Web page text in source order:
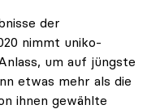
der
nimmt uniko-
um auf jüngste
etwas mehr als die
ihnen gewählte